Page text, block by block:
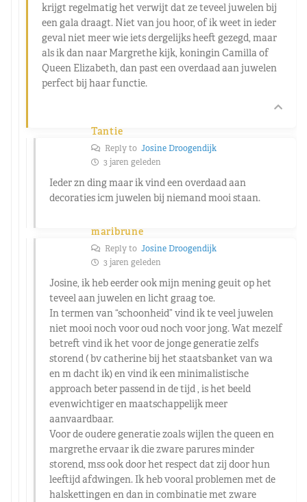
krijgt regelmatig het verwijt dat ze teveel juwelen bij
een gala draagt. Niet van jou hoor, of ik weet in ieder
geval niet meer wie iets dergelijks heeft gezegd, maar
als ik dan naar Margrethe kijk, koningin Camilla of
Queen Elizabeth, dan past een overdaad aan juwelen
perfect bij haar functie.
Tantie
Reply to Josine Droogendijk
3 jaren geleden
Ieder zn ding maar ik vind een overdaad aan
decoraties icm juwelen bij niemand mooi staan.
maribrune
Reply to Josine Droogendijk
3 jaren geleden
Josine, ik heb eerder ook mijn mening geuit op het
teveel aan juwelen en licht graag toe.
In termen van “schoonheid” vind ik te veel juwelen
niet mooi noch voor oud noch voor jong. Wat mezelf
betreft vind ik het voor de jonge generatie zelfs
storend ( bv catherine bij het staatsbanket van wa
en m dacht ik) en vind ik een minimalistische
approach beter passend in de tijd , is het beeld
evenwichtiger en maatschappelijk meer
aanvaardbaar.
Voor de oudere generatie zoals wijlen the queen en
margrethe ervaar ik die zware parures minder
storend, mss ook door het respect dat zij door hun
leeftijd afdwingen. Ik heb vooral problemen met de
halskettingen en dan in combinatie met zware